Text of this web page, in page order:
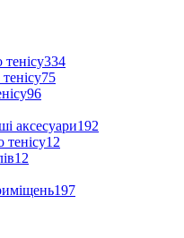
тенісу334
75
96
аксесуари192
тенісу12
12
197